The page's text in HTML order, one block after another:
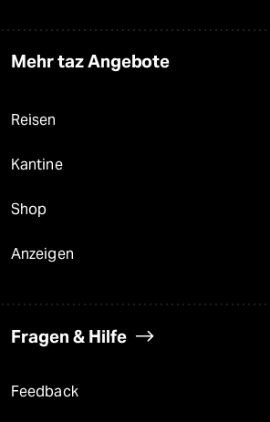
Mehr taz Angebote
Reisen
Kantine
Shop
Anzeigen
Fragen & Hilfe
Feedback